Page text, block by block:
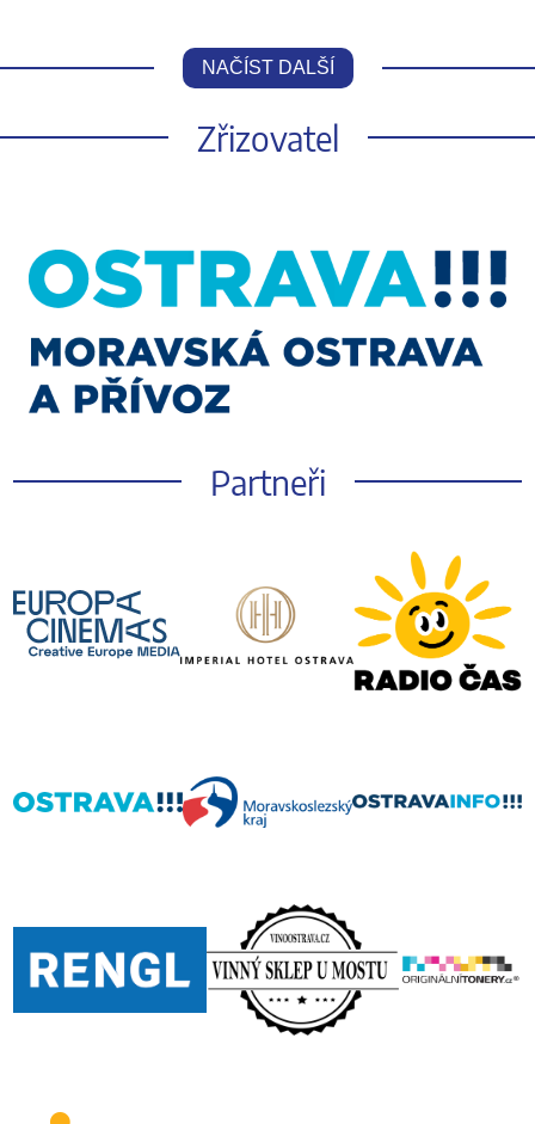
NAČÍST DALŠÍ
Zřizovatel
Partneři